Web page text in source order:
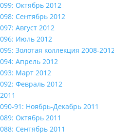
099: Октябрь 2012
098: Сентябрь 2012
097: Август 2012
096: Июль 2012
095: Золотая коллекция 2008-
094: Апрель 2012
093: Март 2012
092: Февраль 2012
2011
090-91: Ноябрь-Декабрь 2011
089: Октябрь 2011
088: Сентябрь 2011